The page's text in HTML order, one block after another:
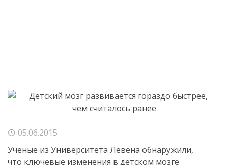
05.06.2015
Ученые из Университета Левена обнаружили,
что ключевые изменения в детском мозге